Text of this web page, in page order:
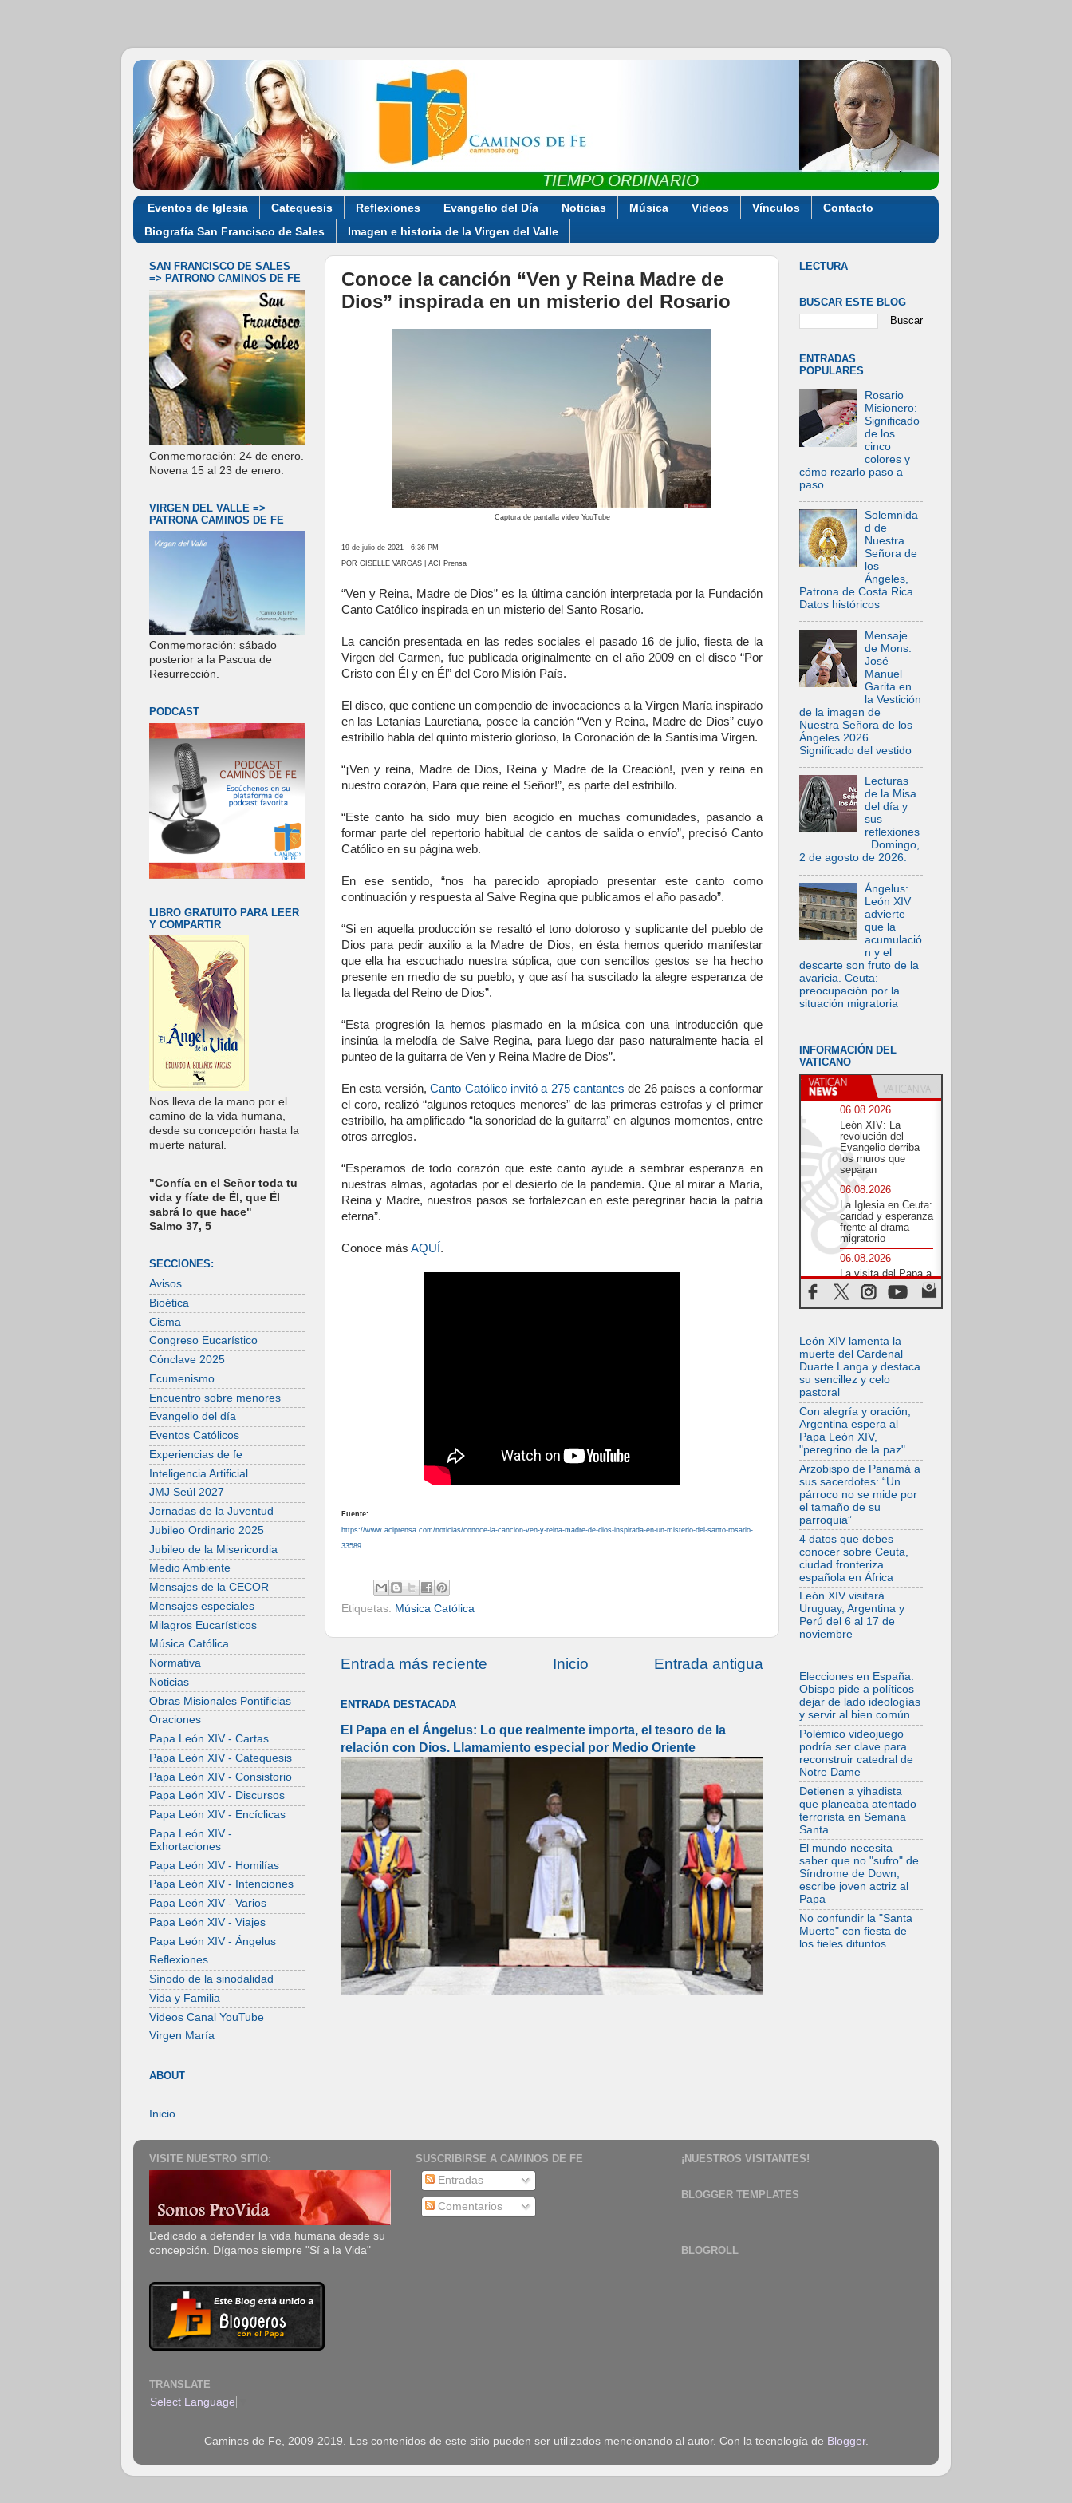
Eventos de Iglesia Catequesis Reflexiones Evangelio del Día Noticias Música Videos Vínculos
Contacto
Biografía San Francisco de Sales
Imagen e historia de la Virgen del Valle
Conoce la canción “Ven y Reina Madre de
Dios” inspirada en un misterio del Rosario
Captura de pantalla video YouTube
19 de julio de 2021 - 6:36 PM
POR GISELLE VARGAS | ACI Prensa
“Ven y Reina, Madre de Dios” es la última canción interpretada por la Fundación
Canto Católico inspirada en un misterio del Santo Rosario.
La canción presentada en las redes sociales el pasado 16 de julio, fiesta de la
Virgen del Carmen, fue publicada originalmente en el año 2009 en el disco “Por
Cristo con Él y en Él” del Coro Misión País.
El disco, que contiene un compendio de invocaciones a la Virgen María inspirado
en las Letanías Lauretiana, posee la canción “Ven y Reina, Madre de Dios” cuyo
estribillo habla del quinto misterio glorioso, la Coronación de la Santísima Virgen.
“¡Ven y reina, Madre de Dios, Reina y Madre de la Creación!, ¡ven y reina en
nuestro corazón, Para que reine el Señor!”, es parte del estribillo.
“Este canto ha sido muy bien acogido en muchas comunidades, pasando a
formar parte del repertorio habitual de cantos de salida o envío”, precisó Canto
Católico en su página web.
En ese sentido, “nos ha parecido apropiado presentar este canto como
continuación y respuesta al Salve Regina que publicamos el año pasado”.
“Si en aquella producción se resaltó el tono doloroso y suplicante del pueblo de
Dios para pedir auxilio a la Madre de Dios, en ésta hemos querido manifestar
que ella ha escuchado nuestra súplica, que con sencillos gestos se ha hecho
presente en medio de su pueblo, y que así ha suscitado la alegre esperanza de
la llegada del Reino de Dios”.
“Esta progresión la hemos plasmado en la música con una introducción que
insinúa la melodía de Salve Regina, para luego dar paso naturalmente hacia el
punteo de la guitarra de Ven y Reina Madre de Dios”.
En esta versión,Canto Católico invitó a 275 cantantes de 26 países a conformar
el coro, realizó “algunos retoques menores” de las primeras estrofas y el primer
estribillo, ha amplificado “la sonoridad de la guitarra” en algunos momentos, entre
otros arreglos.
“Esperamos de todo corazón que este canto ayude a sembrar esperanza en
nuestras almas, agotadas por el desierto de la pandemia. Que al mirar a María,
Reina y Madre, nuestros pasos se fortalezcan en este peregrinar hacia la patria
eterna”.
Conoce más AQUÍ .
Fuente:
https://www.aciprensa.com/noticias/conoce-la-cancion-ven-y-reina-madre-de-dios-inspirada-en-un-misterio-del-santo-rosario-
33589
Etiquetas: Música Católica
Entrada más reciente Entrada antigua
Inicio
ENTRADA DESTACADA
El Papa en el Ángelus: Lo que realmente importa, el tesoro de la
relación con Dios. Llamamiento especial por Medio Oriente
SAN FRANCISCO DE SALES
=> PATRONO CAMINOS DE FE
Conmemoración: 24 de enero.
Novena 15 al 23 de enero.
VIRGEN DEL VALLE =>
PATRONA CAMINOS DE FE
Conmemoración: sábado
posterior a la Pascua de
Resurrección.
PODCAST
LIBRO GRATUITO PARA LEER
Y COMPARTIR
Nos lleva de la mano por el
camino de la vida humana,
desde su concepción hasta la
muerte natural.
"Confía en el Señor toda tu
vida y fíate de Él, que Él
sabrá lo que hace"
Salmo 37, 5
SECCIONES:
Avisos
Bioética
Cisma
Congreso Eucarístico
Cónclave 2025
Ecumenismo
Encuentro sobre menores
Evangelio del día
Eventos Católicos
Experiencias de fe
Inteligencia Artificial
JMJ Seúl 2027
Jornadas de la Juventud
Jubileo Ordinario 2025
Jubileo de la Misericordia
Medio Ambiente
Mensajes de la CECOR
Mensajes especiales
Milagros Eucarísticos
Música Católica
Normativa
Noticias
Obras Misionales Pontificias
Oraciones
Papa León XIV - Cartas
Papa León XIV - Catequesis
Papa León XIV - Consistorio
Papa León XIV - Discursos
Papa León XIV - Encíclicas
Papa León XIV -
Exhortaciones
Papa León XIV - Homilías
Papa León XIV - Intenciones
Papa León XIV - Varios
Papa León XIV - Viajes
Papa León XIV - Ángelus
Reflexiones
Sínodo de la sinodalidad
Vida y Familia
Videos Canal YouTube
Virgen María
ABOUT
Inicio
LECTURA
BUSCAR ESTE BLOG
ENTRADAS
POPULARES
Rosario
Misionero:
Significado
de los
cinco
colores y
cómo rezarlo paso a
paso
Solemnida
d de
Nuestra
Señora de
los
Ángeles,
Patrona de Costa Rica.
Datos históricos
Mensaje
de Mons.
José
Manuel
Garita en
la Vestición
de la imagen de
Nuestra Señora de los
Ángeles 2026.
Significado del vestido
Lecturas
de la Misa
del día y
sus
reflexiones
. Domingo,
2 de agosto de 2026.
Ángelus:
León XIV
advierte
que la
acumulació
n y el
descarte son fruto de la
avaricia. Ceuta:
preocupación por la
situación migratoria
INFORMACIÓN DEL
VATICANO
06.08.2026
León XIV: La
revolución del
Evangelio derriba
los muros que
separan
06.08.2026
La Iglesia en Ceuta:
caridad y esperanza
frente al drama
migratorio
06.08.2026
La visita del Papa a
Perú será un tiempo
de gracia
reconciliación y
06.08.2026
Cardenal Rossi: "La
llegada del Papa
León a Argentina es
un homenaje a
Francisco"
06.08.2026
En Asís, León XIV
invita a los jóvenes
a «construir la
civilización del
amor»
05.08.2026
El cardenal Parolin
en México: Toda la
sociedad necesita
el mensaje del
Evangelio
05.08.2026
Santa María la
Mayor, Makrickas:
La gracia de Dios
desciende sobre el
mundo
Cristianos y
confucianos:
Respeto y sabiduría
para afrontar los
urgentes desafíos
de hoy
05.08.2026
En marcha hacia
Asís en nombre de
San Francisco, a la
espera de León
05.08.2026
Pagniello: "En
medio del dolor, una
Iglesia que no se
rinde"
León XIV lamenta la
muerte del Cardenal
Duarte Langa y destaca
su sencillez y celo
pastoral
Con alegría y oración,
Argentina espera al
Papa León XIV,
"peregrino de la paz"
Arzobispo de Panamá a
sus sacerdotes: “Un
párroco no se mide por
el tamaño de su
parroquia”
4 datos que debes
conocer sobre Ceuta,
ciudad fronteriza
española en África
León XIV visitará
Uruguay, Argentina y
Perú del 6 al 17 de
noviembre
Elecciones en España:
Obispo pide a políticos
dejar de lado ideologías
y servir al bien común
Polémico videojuego
podría ser clave para
reconstruir catedral de
Notre Dame
Detienen a yihadista
que planeaba atentado
terrorista en Semana
Santa
El mundo necesita
saber que no "sufro" de
Síndrome de Down,
escribe joven actriz al
Papa
No confundir la "Santa
Muerte" con fiesta de
los fieles difuntos
VISITE NUESTRO SITIO:
Dedicado a defender la vida humana desde su
concepción. Dígamos siempre "Sí a la Vida"
TRANSLATE
Select Language
SUSCRIBIRSE A CAMINOS DE FE
Entradas
Comentarios
¡NUESTROS VISITANTES!
BLOGGER TEMPLATES
BLOGROLL
Caminos de Fe, 2009-2019. Los contenidos de este sitio pueden ser utilizados mencionando al autor. Con la tecnología de Blogger.